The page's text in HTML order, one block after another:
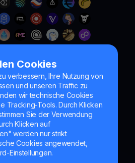
Cookies
verbessern, Ihre Nutzung von
und unseren Traffic zu
wir technische Cookies
Tracking-Tools. Durch Klicken
Sie der Verwendung
Klicken auf
werden nur strikt
Cookies angewendet,
Einstellungen.